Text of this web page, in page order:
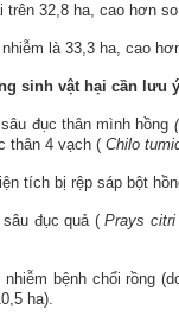
trên 32,8 ha, cao hơn
là 33,3 ha, cao
sinh vật hại cần lưu
đục thân mình hồng
thân 4 vạch ( Chilo
tích bị rệp sáp bột
sâu đục quả (Prays citri
bệnh chổi rồng
ha).